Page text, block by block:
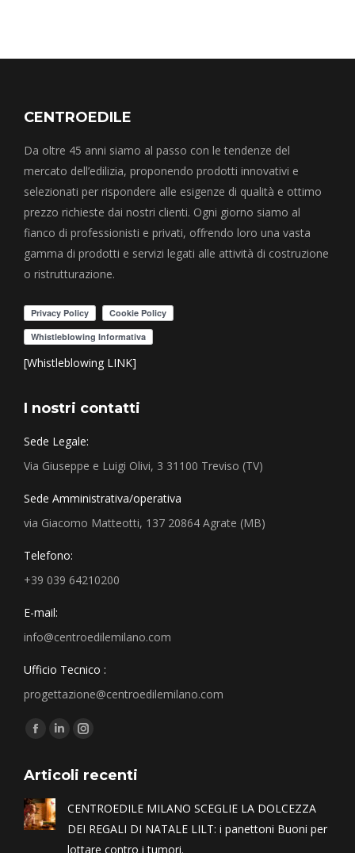
CENTROEDILE
Da oltre 45 anni siamo al passo con le tendenze del
mercato dell’edilizia, proponendo prodotti innovativi e
selezionati per rispondere alle esigenze di qualità e ottimo
prezzo richieste dai nostri clienti. Ogni giorno siamo al
fianco di professionisti e privati, offrendo loro una vasta
gamma di prodotti e servizi legati alle attività di costruzione
o ristrutturazione.
[Whistleblowing LINK]
I nostri contatti
Sede Legale:
Via Giuseppe e Luigi Olivi, 3 31100 Treviso (TV)
Sede Amministrativa/operativa
via Giacomo Matteotti, 137 20864 Agrate (MB)
Telefono:
+39 039 64210200
E-mail:
info@centroedilemilano.com
Ufficio Tecnico :
progettazione@centroedilemilano.com
Find us on:
Articoli recenti
CENTROEDILE MILANO SCEGLIE LA DOLCEZZA
DEI REGALI DI NATALE LILT: i panettoni Buoni per
lottare contro i tumori.